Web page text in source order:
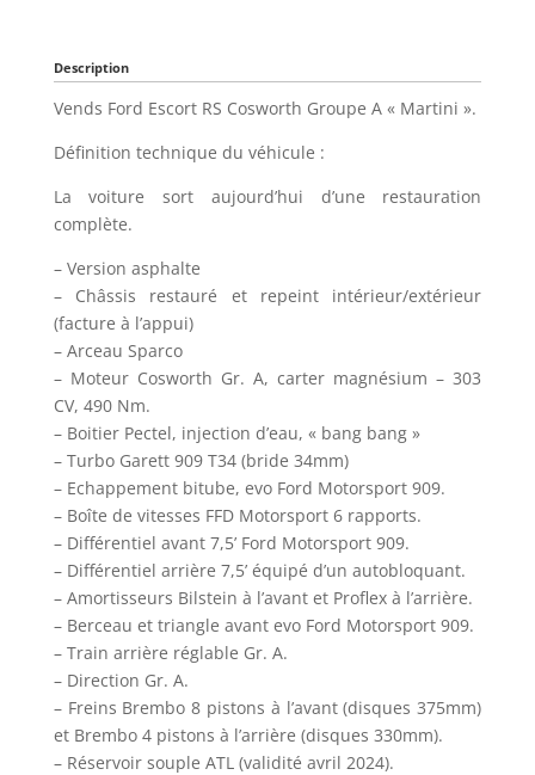
Description
Vends Ford Escort RS Cosworth Groupe A « Martini ».
Définition technique du véhicule :
La voiture sort aujourd’hui d’une restauration
complète.
– Version asphalte
– Châssis restauré et repeint intérieur/extérieur
(facture à l’appui)
– Arceau Sparco
– Moteur Cosworth Gr. A, carter magnésium – 303
CV, 490 Nm.
– Boitier Pectel, injection d’eau, « bang bang »
– Turbo Garett 909 T34 (bride 34mm)
– Echappement bitube, evo Ford Motorsport 909.
– Boîte de vitesses FFD Motorsport 6 rapports.
– Différentiel avant 7,5’ Ford Motorsport 909.
– Différentiel arrière 7,5’ équipé d’un autobloquant.
– Amortisseurs Bilstein à l’avant et Proflex à l’arrière.
– Berceau et triangle avant evo Ford Motorsport 909.
– Train arrière réglable Gr. A.
– Direction Gr. A.
– Freins Brembo 8 pistons à l’avant (disques 375mm)
et Brembo 4 pistons à l’arrière (disques 330mm).
– Réservoir souple ATL (validité avril 2024).